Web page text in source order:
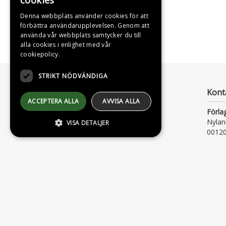
ENGLISH
Denna webbplats använder cookies för att
förbättra användarupplevelsen. Genom att
använda vår webbplats samtycker du till
alla cookies i enlighet med vår
cookiepolicy.
STRIKT NÖDVÄNDIGA
ACCEPTERA ALLA AVVISA ALLA
VISA DETALJER